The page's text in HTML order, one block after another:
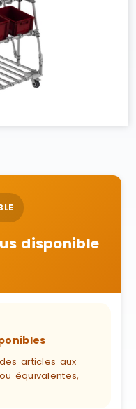
disponible
articles aux
équivalentes,